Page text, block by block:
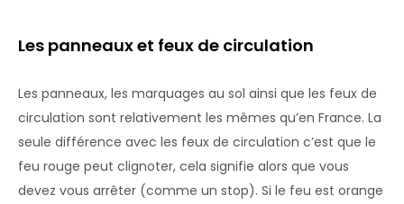
Les panneaux et feux de circulation
Les panneaux, les marquages au sol ainsi que les feux de
circulation sont relativement les mêmes qu’en France. La
seule différence avec les feux de circulation c’est que le
feu rouge peut clignoter, cela signifie alors que vous
devez vous arrêter (comme un stop). Si le feu est orange